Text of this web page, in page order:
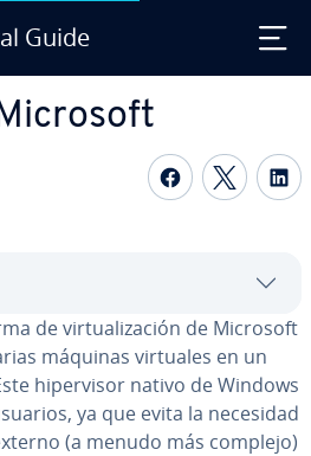
Guide
Compartir
de vi­r­tua­li­za­ción de Microsoft
máquinas virtuales en un
hi­pe­r­vi­sor nativo de Windows
ya que evita la necesidad
(a menudo más complejo)